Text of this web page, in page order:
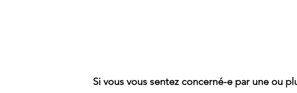
Si vous vous sentez concerné-e par une ou